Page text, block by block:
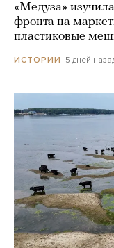
«Медуза»
фронта на
пластиковые
ИСТОРИИ 5 дней